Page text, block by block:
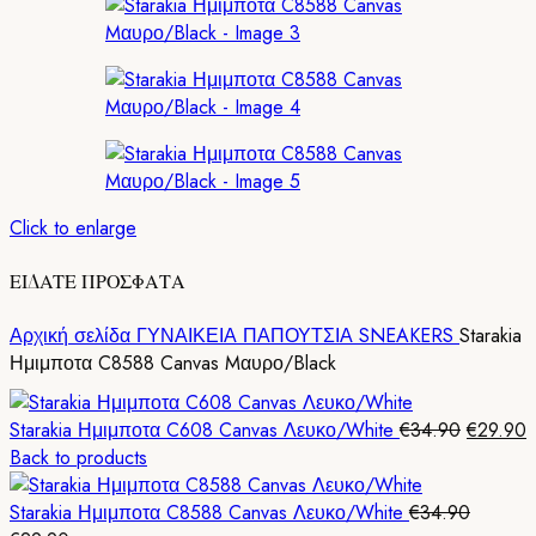
Click to enlarge
ΕΙΔΑΤΕ ΠΡΟΣΦΑΤΑ
Αρχική σελίδα ΓΥΝΑΙΚΕΙΑ ΠΑΠΟΥΤΣΙΑ SNEAKERS Starakia
Ημιμποτα C8588 Canvas Mαυρο/Black
Starakia Ημιμποτα C608 Canvas Λευκο/White€34.90Original
€34.90.
€29.90
Back to products
Starakia Ημιμποτα C8588 Canvas Λευκο/White€34.90